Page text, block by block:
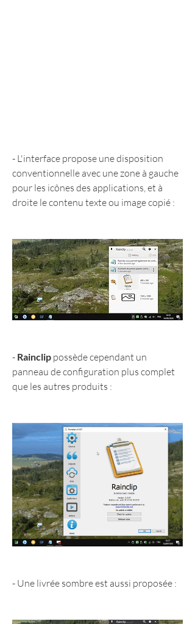
- L'interface propose une disposition
conventionnelle avec une zone à gauche
pour les icônes des applications, et à
droite le contenu texte ou image copié :
- Rainclip possède cependant un
panneau de configuration plus complet
que les autres produits :
- Une livrée sombre est aussi proposée :